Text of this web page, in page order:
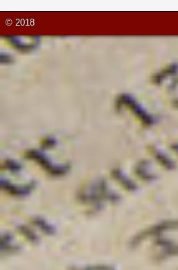
© 2018